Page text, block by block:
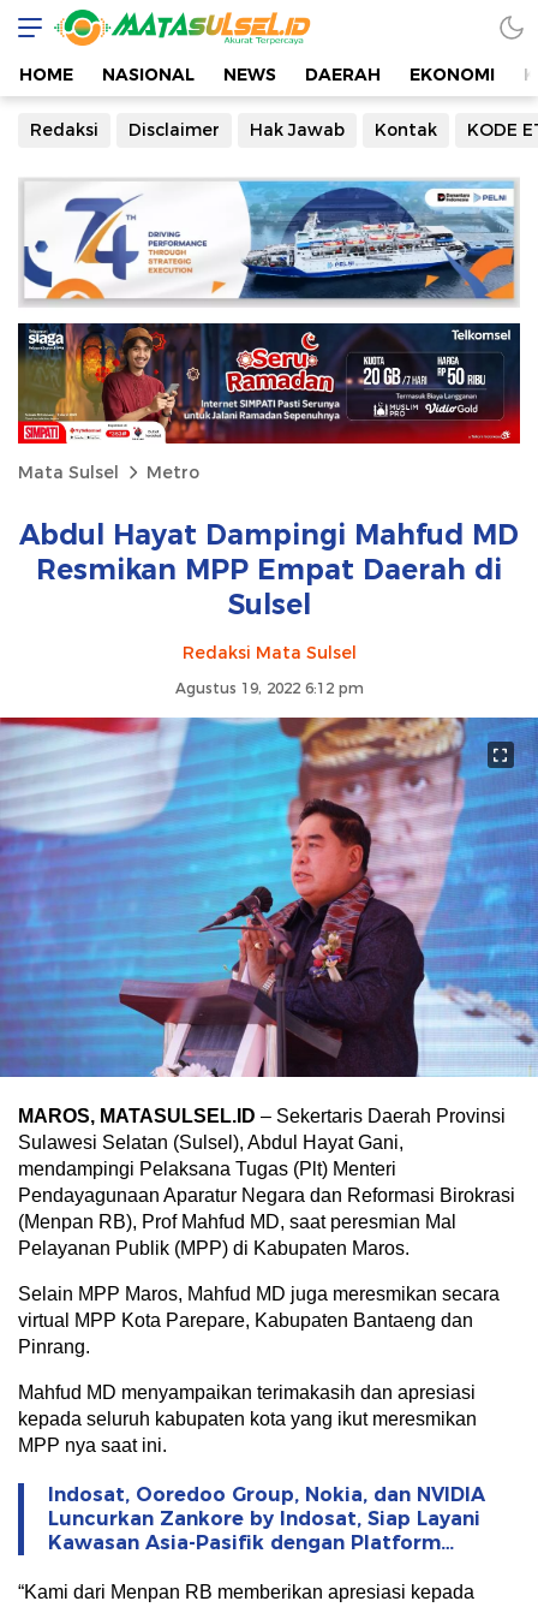
HOME NASIONAL NEWS DAERAH EKONOMI
Redaksi Disclaimer Hak Jawab Kontak KODE
Mata Sulsel Metro
Abdul Hayat Dampingi Mahfud MD
Resmikan MPP Empat Daerah di
Sulsel
Redaksi Mata Sulsel
Agustus 19, 2022 6:12 pm
MAROS, MATASULSEL.ID – Sekertaris Daerah Provinsi
Sulawesi Selatan (Sulsel), Abdul Hayat Gani,
mendampingi Pelaksana Tugas (Plt) Menteri
Pendayagunaan Aparatur Negara dan Reformasi Birokrasi
(Menpan RB), Prof Mahfud MD, saat peresmian Mal
Pelayanan Publik (MPP) di Kabupaten Maros.
Selain MPP Maros, Mahfud MD juga meresmikan secara
virtual MPP Kota Parepare, Kabupaten Bantaeng dan
Pinrang.
Mahfud MD menyampaikan terimakasih dan apresiasi
kepada seluruh kabupaten kota yang ikut meresmikan
MPP nya saat ini.
Indosat, Ooredoo Group, Nokia, dan NVIDIA
Luncurkan Zankore by Indosat, Siap Layani
Kawasan Asia-Pasifik dengan Platform
“Kami dari Menpan RB memberikan apresiasi kepada